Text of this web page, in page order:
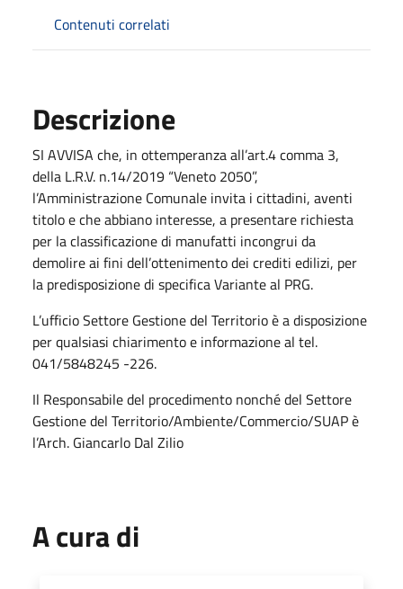
Contenuti correlati
Descrizione
SI AVVISA che, in ottemperanza all’art.4 comma 3,
della L.R.V. n.14/2019 “Veneto 2050”,
l’Amministrazione Comunale invita i cittadini, aventi
titolo e che abbiano interesse, a presentare richiesta
per la classificazione di manufatti incongrui da
demolire ai fini dell’ottenimento dei crediti edilizi, per
la predisposizione di specifica Variante al PRG.
L’ufficio Settore Gestione del Territorio è a disposizione
per qualsiasi chiarimento e informazione al tel.
041/5848245 -226.
Il Responsabile del procedimento nonché del Settore
Gestione del Territorio/Ambiente/Commercio/SUAP è
l’Arch. Giancarlo Dal Zilio
A cura di